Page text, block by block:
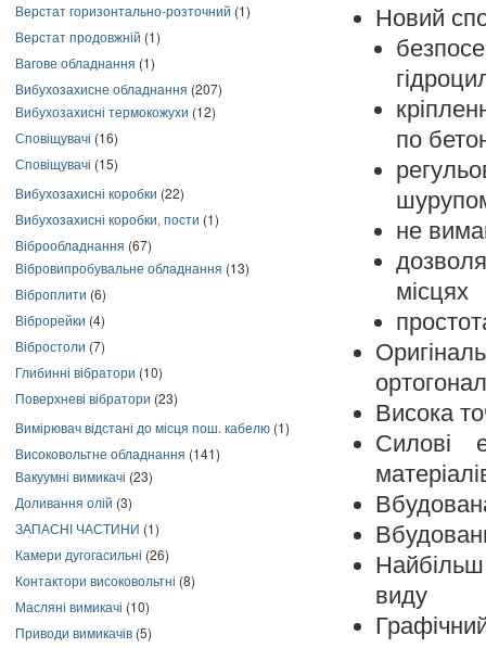
Верстат горизонтально-розточний (1)
Верстат продовжній (1)
Вагове обладнання (1)
Вибухозахисне обладнання (207)
Вибухозахисні термокожухи (12)
Сповіщувачі (16)
Сповіщувачі (15)
Вибухозахисні коробки (22)
Вибухозахисні коробки, пости (1)
Віброобладнання (67)
Вібровипробувальне обладнання (13)
Віброплити (6)
Віброрейки (4)
Вібростоли (7)
Глибинні вібратори (10)
Поверхневі вібратори (23)
Вимірювач відстані до місця пош. кабелю (1)
Високовольтне обладнання (141)
Вакуумні вимикачі (23)
Доливання олій (3)
ЗАПАСНІ ЧАСТИНИ (1)
Камери дугогасильні (26)
Контактори високовольтні (8)
Масляні вимикачі (10)
Приводи вимикачів (5)
Новий
по
не
місцях
Висока
Силові
Найбільш
виду